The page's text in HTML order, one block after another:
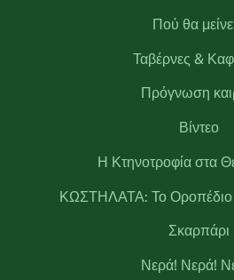
Πού θα
Ταβέρνες &
Πρόγνωση
Βίντεο
Η Κτηνοτροφία στα
ΚΩΣΤΗΛΑΤΑ: Το Οροπέδιο
Σκαρπάρι
Νερά! Νερά!